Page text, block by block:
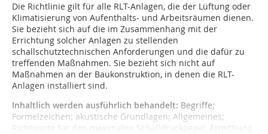
Die Richtlinie gilt für alle RLT-Anlagen, die der Lüftung oder
Klimatisierung von Aufenthalts- und Arbeitsräumen dienen.
Sie bezieht sich auf die im Zusammenhang mit der
Errichtung solcher Anlagen zu stellenden
schallschutztechnischen Anforderungen und die dafür zu
treffenden Maßnahmen. Sie bezieht sich nicht auf
Maßnahmen an der Baukonstruktion, in denen die RLT-
Anlagen installiert sind.
Inhaltlich werden ausführlich behandelt: Begriffe;
Formelzeichen; akustische Grundlagen; Allgemeines;
Richtwerte für den maximalen Schalldruckpegel; Ermittlung